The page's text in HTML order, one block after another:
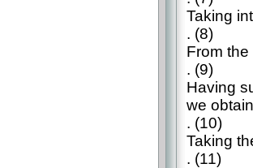
Taking
. (8)
From
. (9)
Having
we obtain
. (10)
Taking
. (11)